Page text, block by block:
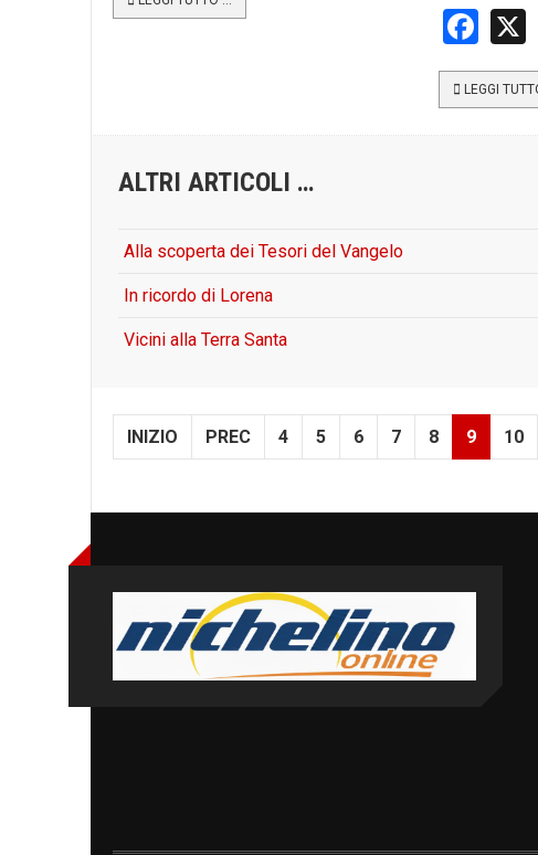
X
LEGGI
ALTRI ARTICOLI …
Alla scoperta dei Tesori del Vangelo
In ricordo di Lorena
Vicini alla Terra Santa
INIZIO PREC 4 5 6 7 8 9 10